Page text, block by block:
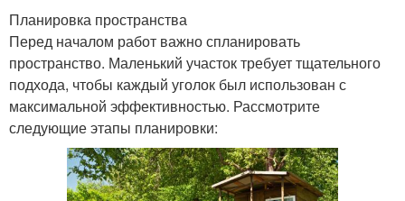
Планировка пространства
Перед началом работ важно спланировать
пространство. Маленький участок требует тщательного
подхода, чтобы каждый уголок был использован с
максимальной эффективностью. Рассмотрите
следующие этапы планировки: